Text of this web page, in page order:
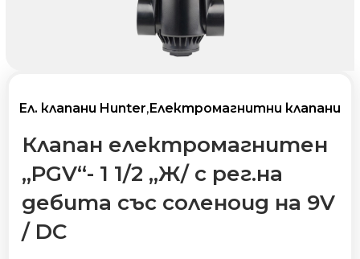
Ел. клапани Hunter,Електромагнитни клапани
Клапан електромагнитен
„PGV“- 1 1/2 „Ж/ с рег.на
дебита със соленоид на 9V
/ DC